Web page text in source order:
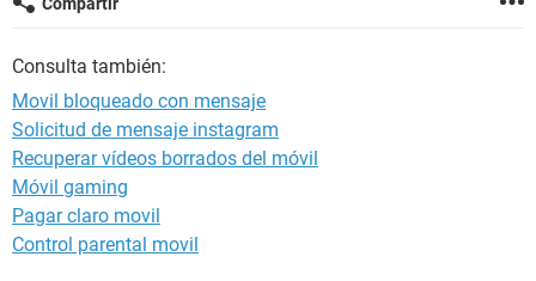
Consulta también:
Movil bloqueado con mensaje
Solicitud de mensaje instagram
Recuperar vídeos borrados del móvil
Móvil gaming
Pagar claro movil
Control parental movil